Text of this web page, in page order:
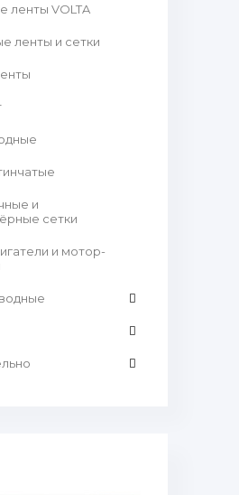
ленты VOLTA
ленты и сетки
и
сетки
и мотор-